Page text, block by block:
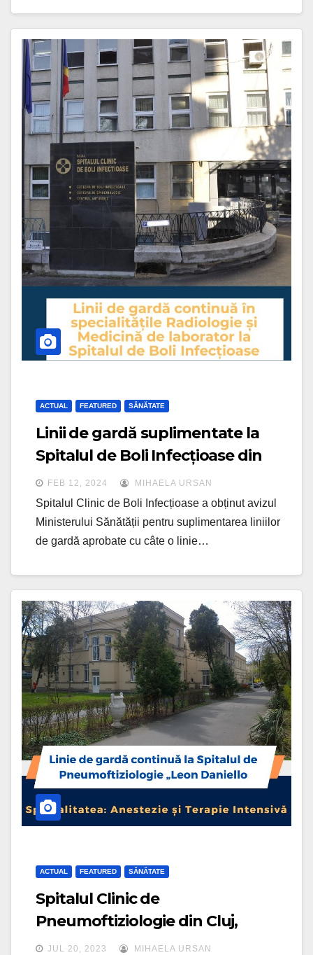
ACTUAL FEATURED SĂNĂTATE
Linii de gardă suplimentate la
Spitalul de Boli Infecțioase din
ClujFEB 12, 2024 MIHAELA URSAN
Spitalul Clinic de Boli Infecțioase a obținut avizul
Ministerului Sănătății pentru suplimentarea liniilor
de gardă aprobate cu câte o linie…
ACTUAL FEATURED SĂNĂTATE
Spitalul Clinic de
Pneumoftiziologie din Cluj,
suplimentat cu încă o linie de
JUL 20, 2023 MIHAELA URSAN